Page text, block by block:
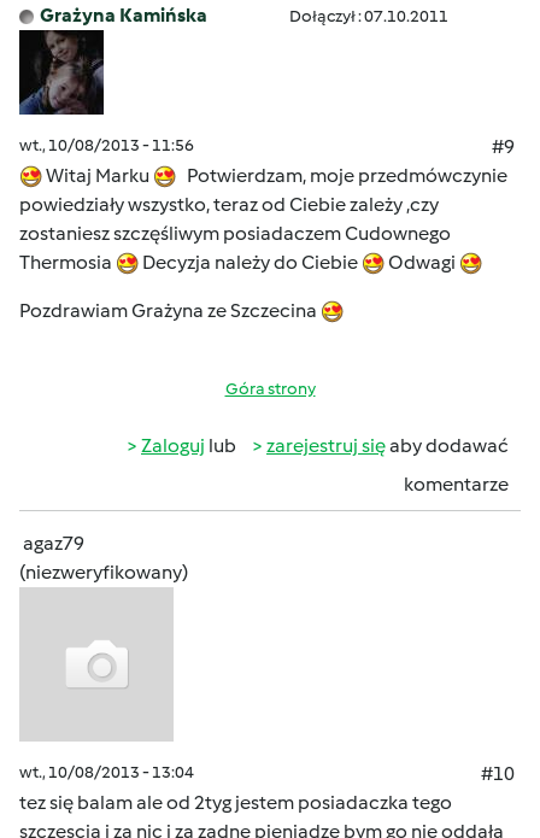
Grażyna Kamińska Dołączył : 07.10.2011
wt., 10/08/2013 - 11:56
#9
Witaj Marku
Potwierdzam, moje przedmówczynie
powiedziały wszystko, teraz od Ciebie zależy ,czy
zostaniesz szczęśliwym posiadaczem Cudownego
Thermosia
Decyzja należy do Ciebie Odwagi
Pozdrawiam Grażyna ze Szczecina
Góra strony
Zaloguj lub zarejestruj sięaby dodawać
komentarze
agaz79
(niezweryfikowany)
wt., 10/08/2013 - 13:04
#10
tez się balam ale od 2tyg jestem posiadaczka tego
szczescia i za nic i za zadne pieniadze bym go nie oddała